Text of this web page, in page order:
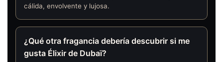
cálida, envolvente y lujosa.
¿Qué otra fragancia debería descubrir si me
gusta Élixir de Dubaï?